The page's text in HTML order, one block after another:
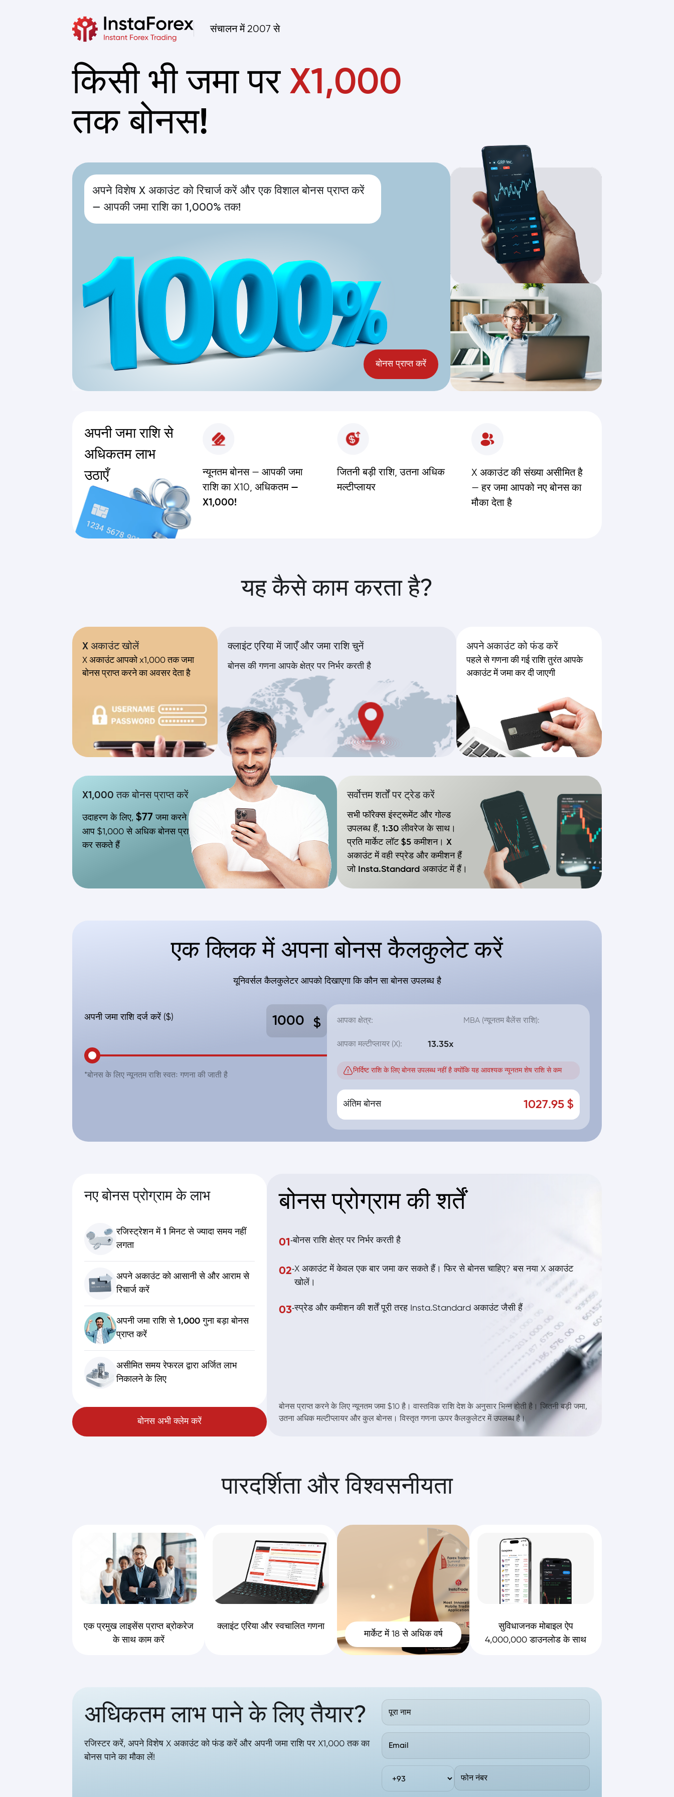
संचालन में 2007 से
किसी भी जमा पर X1,000
तक बोनस!
अपने विशेष X अकाउंट को रिचार्ज करें और एक विशाल बोनस प्राप्त करें
— आपकी जमा राशि का 1,000% तक!
बोनस प्राप्त करें
अपनी जमा राशि से
अधिकतम लाभ
उठाएँ
न्यूनतम बोनस — आपकी जमा
राशि का X10, अधिकतम —
X1,000!
जितनी बड़ी राशि,उतना अधिक
मल्टीप्लायर
X अकाउंट की संख्या असीमितहै
— हर जमा आपको नए बोनस का
मौका देता है
यह कैसे काम करता है?
X अकाउंट खोलें
X अकाउंट आपको x1,000 तक जमा
बोनस प्राप्त करने का अवसर देता है
क्लाइंट एरिया में जाएँ और जमा राशि चुनें
बोनस की गणना आपके क्षेत्र पर निर्भर करती है
अपने अकाउंट को फंड करें
पहले से गणना की गई राशि तुरंत आपके
अकाउंट में जमा कर दी जाएगी
X1,000 तक बोनस प्राप्त करें
उदाहरण के लिए, $77 जमा करने पर
आप $1,000 से अधिक बोनस प्राप्त
कर सकते हैं
सर्वोत्तम शर्तों पर ट्रेड करें
सभी फॉरेक्स इंस्ट्रूमेंट और गोल्ड
उपलब्ध हैं, 1:30 लीवरेज के साथ।
प्रति मार्केट लॉट $5 कमीशन। X
अकाउंट में वही स्प्रेड और कमीशन हैं
जो Insta.Standard अकाउंट में हैं।
एक क्लिक में अपना बोनस कैलकुलेट करें
यूनिवर्सल कैलकुलेटर आपको दिखाएगा कि कौन सा बोनस उपलब्ध है
अपनी जमा राशि दर्ज करें ($) $
*बोनस के लिए न्यूनतम राशि स्वतः गणना की जाती है
आपका क्षेत्र: MBA (न्यूनतम बैलेंस राशि):
आपका मल्टीप्लायर (X): 13.35x
निर्दिष्ट राशि के लिए बोनस उपलब्ध नहीं है क्योंकि यह आवश्यक न्यूनतम शेष राशि से कम
अंतिम बोनस 1027.95 $
नए बोनस प्रोग्राम के लाभ
रजिस्ट्रेशन में 1 मिनटसे ज्यादा समय नहीं
लगता
अपने अकाउंट को आसानी से और आराम से
रिचार्ज करें
अपनी जमा राशि से 1,000 गुना बड़ा बोनस
प्राप्त करें
असीमित समयरेफरल द्वारा अर्जित लाभ
निकालने के लिए
बोनस अभी क्लेम करें
बोनस प्रोग्राम की शर्तें
01 -बोनस राशि क्षेत्र पर निर्भर करती है
02-X अकाउंट में केवल एक बार जमा कर सकते हैं। फिर से बोनस चाहिए? बस नया X अकाउंट
खोलें।
03-स्प्रेड और कमीशन की शर्तें पूरी तरह Insta.Standard अकाउंट जैसी हैं
बोनस प्राप्त करने के लिए न्यूनतम जमा $10 है। वास्तविक राशि देश के अनुसार भिन्न होती है। जितनी बड़ी जमा,
उतना अधिक मल्टीप्लायर और कुल बोनस। विस्तृत गणना ऊपर कैलकुलेटर में उपलब्ध है।
पारदर्शिता और विश्वसनीयता
एक प्रमुख लाइसेंस प्राप्त ब्रोकरेज
के साथ काम करें
क्लाइंट एरिया और स्वचालित गणना
मार्केट में 18 से अधिक वर्ष
सुविधाजनक मोबाइल ऐप
4,000,000 डाउनलोड के साथ
अधिकतम लाभ पाने के लिए तैयार?
रजिस्टर करें, अपने विशेष X अकाउंट को फंड करें और अपनी जमा राशि पर X1,000 तक का
बोनस पाने का मौका लें!